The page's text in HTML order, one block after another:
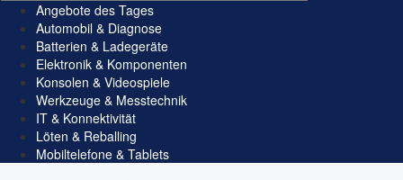
Angebote des Tages
Automobil & Diagnose
Batterien & Ladegeräte
Elektronik & Komponenten
Konsolen & Videospiele
Werkzeuge & Messtechnik
IT & Konnektivität
Löten & Reballing
Mobiltelefone & Tablets